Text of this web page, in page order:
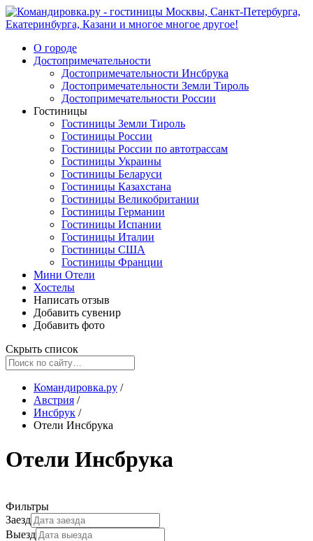
О городе
Достопримечательности
Достопримечательности Инсбрука
Достопримечательности Земли Тироль
Достопримечательности России
Гостиницы
Гостиницы Земли Тироль
Гостиницы России
Гостиницы России по автотрассам
Гостиницы Украины
Гостиницы Беларуси
Гостиницы Казахстана
Гостиницы Великобритании
Гостиницы Германии
Гостиницы Испании
Гостиницы Италии
Гостиницы США
Гостиницы Франции
Мини Отели
Хостелы
Написать отзыв
Добавить сувенир
Добавить фото
Скрыть список
Командировка.ру /
Австрия /
Инсбрук /
Отели Инсбрука
Отели Инсбрука
Фильтры
Заезд
Выезд